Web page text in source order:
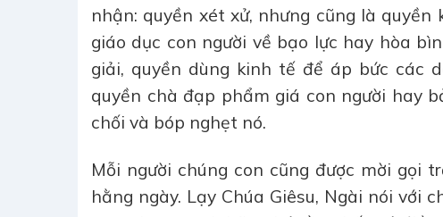
nhận: quyền xét xử, nhưng cũng là
giáo dục con người về bạo lực hay hòa
giải, quyền dùng kinh tế để áp bức các
quyền chà đạp phẩm giá con người hay
chối và bóp nghẹt nó.
Mỗi người chúng con cũng được mời gọi
hằng ngày. Lạy Chúa Giêsu, Ngài nói với